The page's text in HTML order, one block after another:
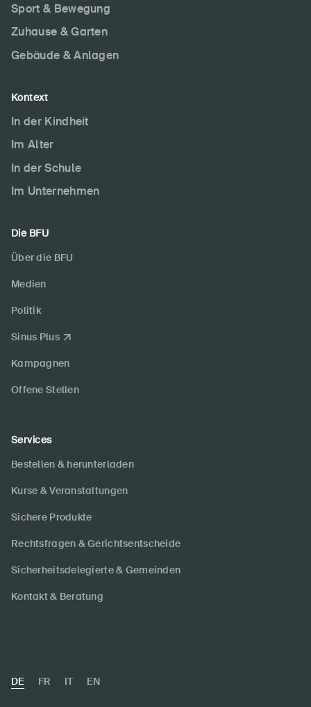
Sport & Bewegung
Zuhause & Garten
Gebäude & Anlagen
Kontext
In der Kindheit
Im Alter
In der Schule
Im Unternehmen
Die BFU
Über die BFU
Medien
Politik
Sinus Plus
Kampagnen
Offene Stellen
Services
Bestellen & herunterladen
Kurse & Veranstaltungen
Sichere Produkte
Rechtsfragen & Gerichtsentscheide
Sicherheitsdelegierte & Gemeinden
Kontakt & Beratung
DE FR IT EN